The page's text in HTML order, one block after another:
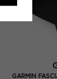
GARMIN